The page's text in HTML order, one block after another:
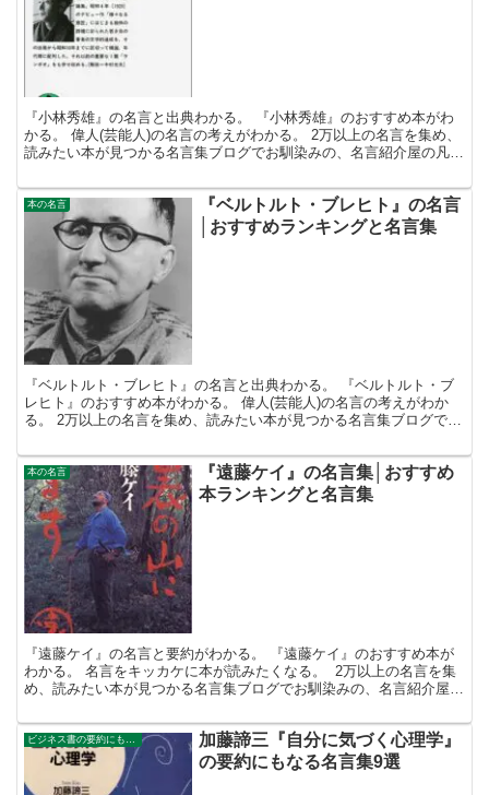
『小林秀雄』の名言と出典わかる。 『小林秀雄』のおすすめ本がわ
かる。 偉人(芸能人)の名言の考えがわかる。 2万以上の名言を集め、
読みたい本が見つかる名言集ブログでお馴染みの、名言紹介屋の凡夫
本の名言
『ベルトルト・ブレヒト』の名言
│おすすめランキングと名言集
『ベルトルト・ブレヒト』の名言と出典わかる。 『ベルトルト・ブ
レヒト』のおすすめ本がわかる。 偉人(芸能人)の名言の考えがわか
る。 2万以上の名言を集め、読みたい本が見つかる名言集ブログでお
本の名言
『遠藤ケイ』の名言集│おすすめ
本ランキングと名言集
『遠藤ケイ』の名言と要約がわかる。 『遠藤ケイ』のおすすめ本が
わかる。 名言をキッカケに本が読みたくなる。 2万以上の名言を集
め、読みたい本が見つかる名言集ブログでお馴染みの、名言紹介屋の
ビジネス書の要約にもなる名言集
加藤諦三『自分に気づく心理学』
の要約にもなる名言集9選